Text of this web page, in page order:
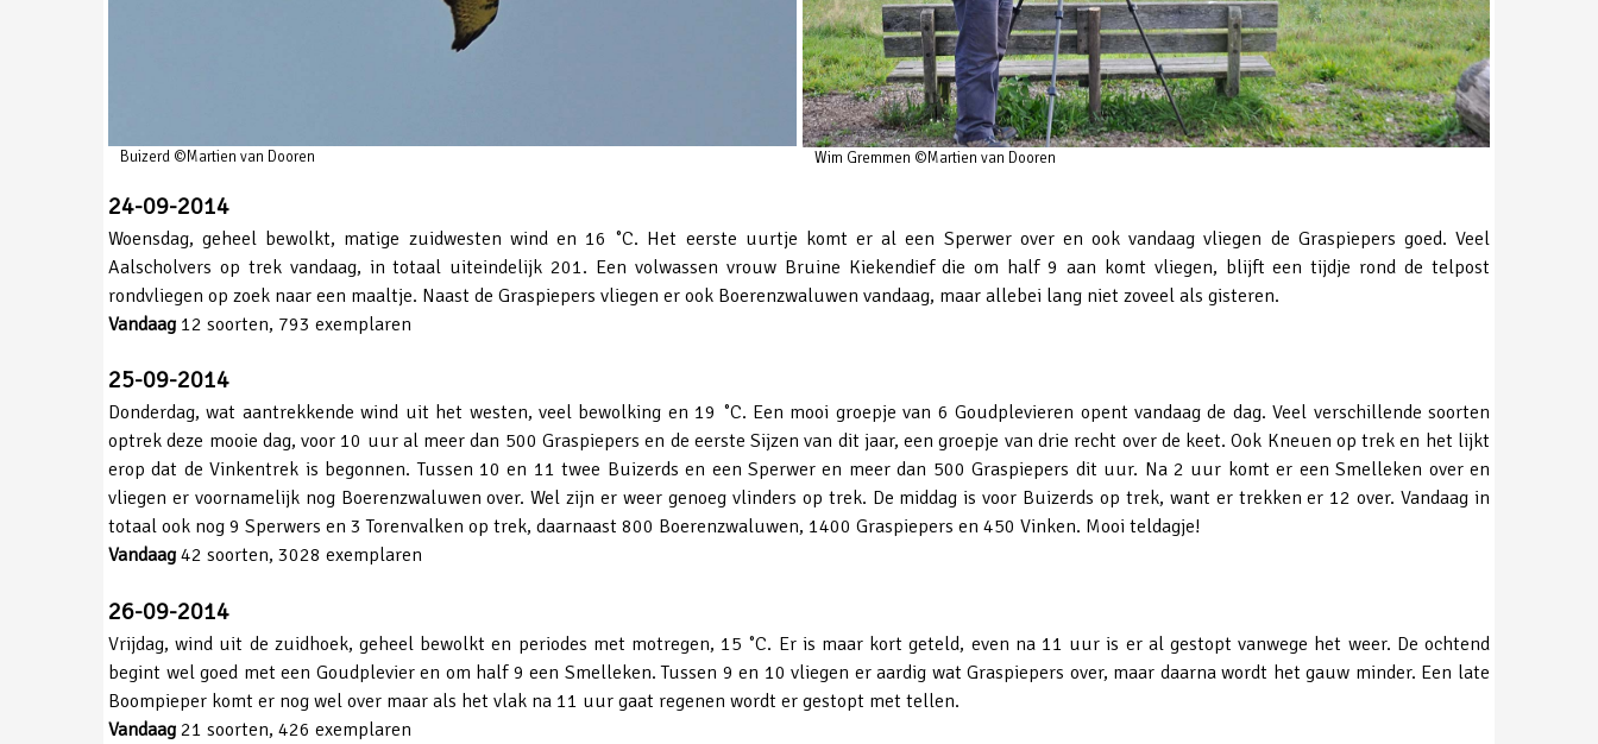
Buizerd ©Martien van Dooren Wim Gremmen ©Martien van Dooren
24-09-2014
Woensdag, geheel bewolkt, matige zuidwesten wind en 16 ˚C. Het eerste uurtje komt er al een Sperwer over en ook vandaag vliegen de Graspiepers goed. Veel
Aalscholvers op trek vandaag, in totaal uiteindelijk 201. Een volwassen vrouw Bruine Kiekendief die om half 9 aan komt vliegen, blijft een tijdje rond de telpost
rondvliegen op zoek naar een maaltje. Naast de Graspiepers vliegen er ook Boerenzwaluwen vandaag, maar allebei lang niet zoveel als gisteren.
Vandaag 12 soorten, 793 exemplaren
25-09-2014
Donderdag, wat aantrekkende wind uit het westen, veel bewolking en 19 ˚C. Een mooi groepje van 6 Goudplevieren opent vandaag de dag. Veel verschillende soorten
optrek deze mooie dag, voor 10 uur al meer dan 500 Graspiepers en de eerste Sijzen van dit jaar, een groepje van drie recht over de keet. Ook Kneuen op trek en het lijkt
erop dat de Vinkentrek is begonnen. Tussen 10 en 11 twee Buizerds en een Sperwer en meer dan 500 Graspiepers dit uur. Na 2 uur komt er een Smelleken over en
vliegen er voornamelijk nog Boerenzwaluwen over. Wel zijn er weer genoeg vlinders op trek. De middag is voor Buizerds op trek, want er trekken er 12 over. Vandaag in
totaal ook nog 9 Sperwers en 3 Torenvalken op trek, daarnaast 800 Boerenzwaluwen, 1400 Graspiepers en 450 Vinken. Mooi teldagje!
Vandaag 42 soorten, 3028 exemplaren
26-09-2014
Vrijdag, wind uit de zuidhoek, geheel bewolkt en periodes met motregen, 15 ˚C. Er is maar kort geteld, even na 11 uur is er al gestopt vanwege het weer. De ochtend
begint wel goed met een Goudplevier en om half 9 een Smelleken. Tussen 9 en 10 vliegen er aardig wat Graspiepers over, maar daarna wordt het gauw minder. Een late
Boompieper komt er nog wel over maar als het vlak na 11 uur gaat regenen wordt er gestopt met tellen.
Vandaag 21 soorten, 426 exemplaren